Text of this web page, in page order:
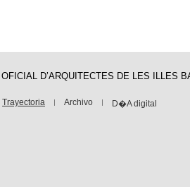
D’ARQUITECTES DE LES ILLES
Trayectoria Archivo D�A digital